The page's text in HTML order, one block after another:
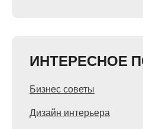
ИНТЕРЕСНОЕ
Бизнес советы
Дизайн интерьера